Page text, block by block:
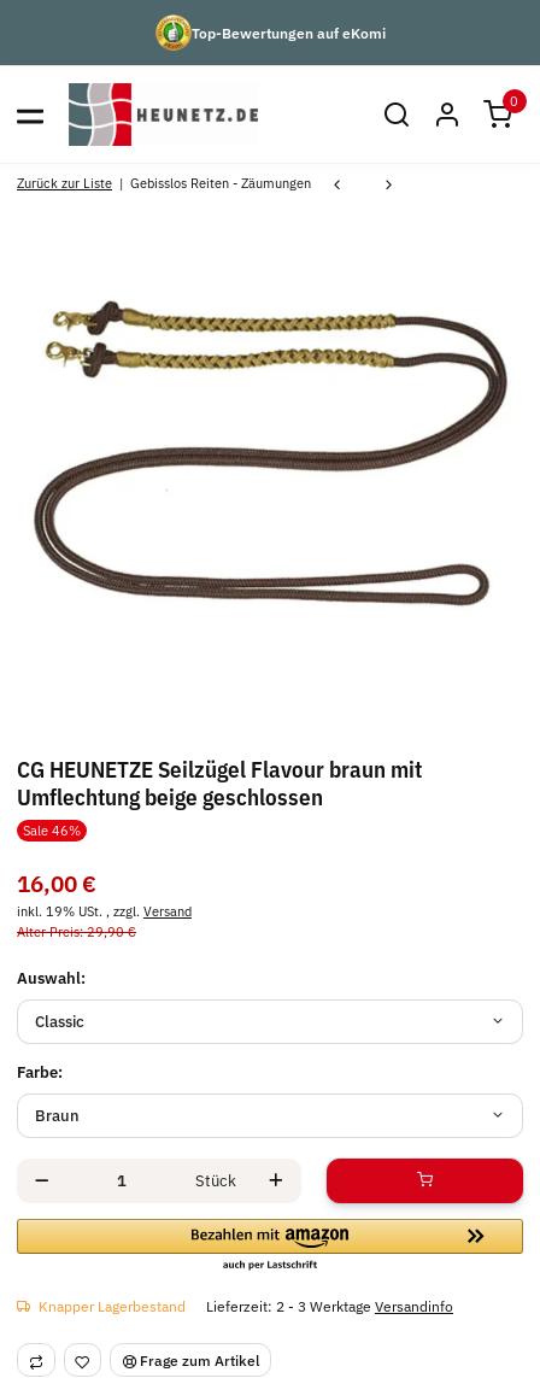
Top-Bewertungen auf eKomi
0
Zurück zur Liste Gebisslos Reiten - Zäumungen
CG HEUNETZE Seilzügel Flavour braun mit
Umflechtung beige geschlossen
Sale 46%
16,00 €
inkl. 19% USt. , zzgl. Versand
Alter Preis: 29,90 €
Auswahl:
Classic
Farbe:
Braun
Stück
Knapper Lagerbestand Lieferzeit: 2 - 3 Werktage Versandinfo
Frage zum Artikel